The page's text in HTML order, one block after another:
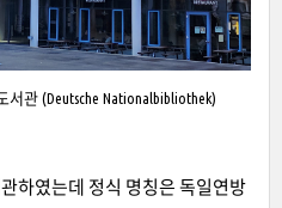
관 (Deutsche Nationalbibliothek)
하였는데 정식 명칭은 독일연방